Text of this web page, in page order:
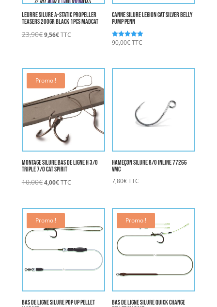
Leurre Silure A-STATIC PROPELLER
TEASERS 200gr BLACK 1pcs MADCAT
23,90€Le
23,90€.
9,56€Le
9,56€.
TTC
Canne Silure LEGION CAT SILVER belly
Pump PENN
Note
90,00€TTC
Promo !
Montage Silure Bas de ligne H 3/0
triple 7/0 CAT SPIRIT
10,00€ Le
était :
10,00€.
4,00€Le
est :
TTC
Hameçon Silure 8/0 Inline 77266
VMC
7,80€TTC
Promo !
Bas de Ligne Silure pop up Pellet
Promo !
Bas de Ligne Silure Quick Change